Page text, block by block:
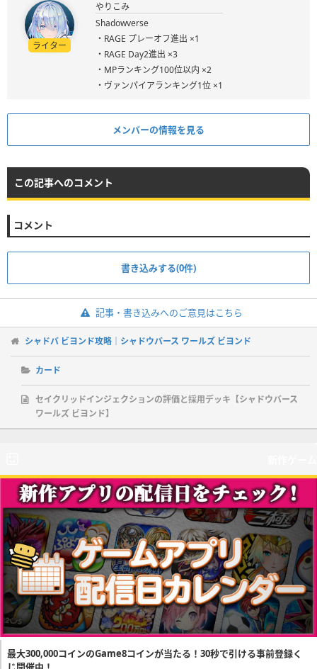
ライター
やりこみ
Shadowverse
・RAGE プレーオフ進出 ×1
・RAGE Day2進出 ×3
・MPランキング100位以内 ×2
・ヴァンパイアランキング1位 ×1
メンバーの情報を見る
この記事へのコメント
コメント
書き込みする(0件)
記事・書き込みへのご意見はこちら
シャドバ ビヨンド攻略｜シャドウバース ワールズ ビヨンド
カード
セイクリッドインジェクションの評価と採用デッキ【シャドウバース
ワールズ ビヨンド】
最大300,000コインのGame8コインが当たる！30秒で引ける事前登録く